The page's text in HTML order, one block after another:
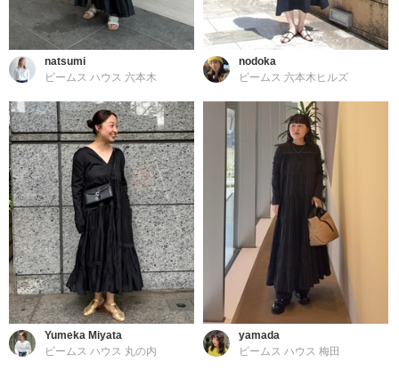
natsumi
ビームス ハウス 六本木
nodoka
ビームス 六本木ヒルズ
Yumeka Miyata
ビームス ハウス 丸の内
yamada
ビームス ハウス 梅田